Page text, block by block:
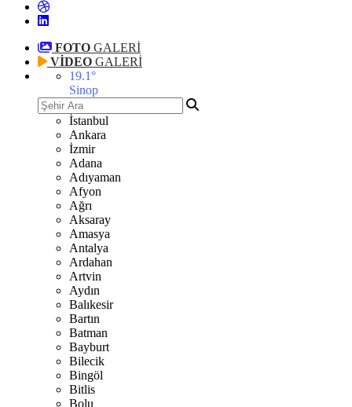
FOTO GALERİ
VİDEO GALERİ
19.1 °
Sinop
İstanbul
Ankara
İzmir
Adana
Adıyaman
Afyon
Ağrı
Aksaray
Amasya
Antalya
Ardahan
Artvin
Aydın
Balıkesir
Bartın
Batman
Bayburt
Bilecik
Bingöl
Bitlis
Bolu